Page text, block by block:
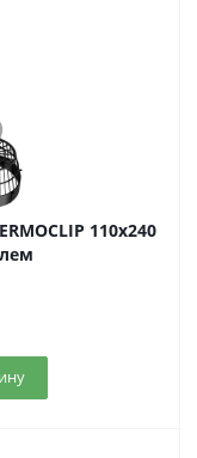
110х240